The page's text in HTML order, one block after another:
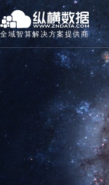
全域智算解决方案提供商